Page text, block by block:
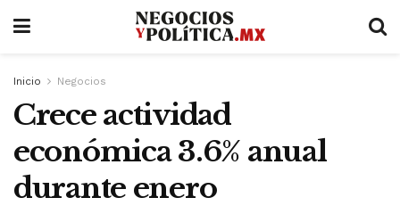
Inicio Negocios
Crece actividad
económica 3.6% anual
durante enero